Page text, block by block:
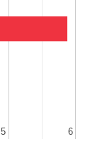
5
5 6
6